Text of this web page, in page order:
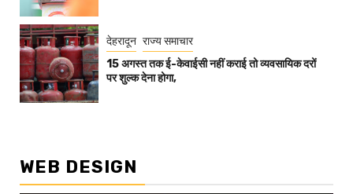
देहरादून राज्य समाचार
15 अगस्त तक ई-केवाईसी नहीं कराई तो व्यवसायिक दरों
पर शुल्क देना होगा,
WEB DESIGN